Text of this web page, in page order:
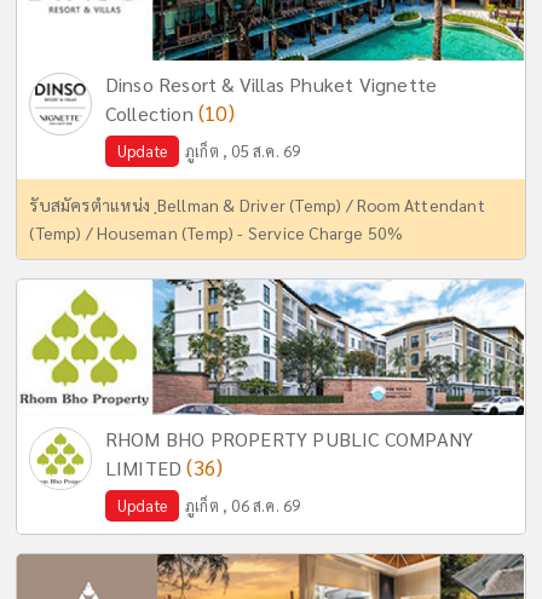
Dinso Resort & Villas Phuket Vignette
Collection (10)
Update ภูเก็ต , 05 ส.ค. 69
รับสมัครตำแหน่ง ฺBellman & Driver (Temp) / Room Attendant
(Temp) / Houseman (Temp) - Service Charge 50%
RHOM BHO PROPERTY PUBLIC COMPANY
LIMITED(36)
Update ภูเก็ต , 06 ส.ค. 69